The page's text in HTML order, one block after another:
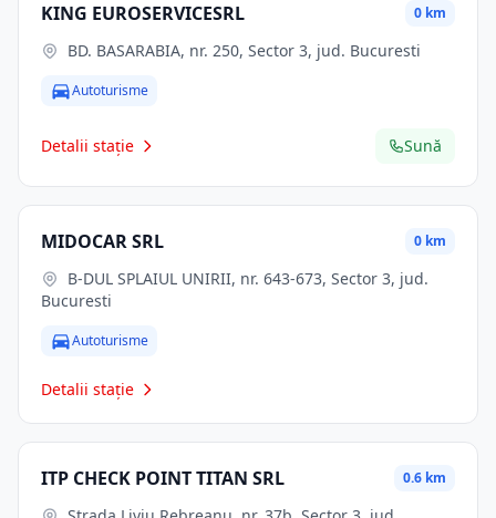
KING EUROSERVICESRL 0 km
BD. BASARABIA, nr. 250, Sector 3, jud. Bucuresti
Autoturisme
Detalii stație Sună
MIDOCAR SRL 0 km
Bucuresti
Autoturisme
Detalii stație
ITP CHECK POINT TITAN SRL 0.6 km